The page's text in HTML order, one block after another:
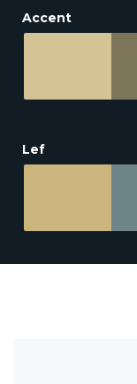
Accent
Lef